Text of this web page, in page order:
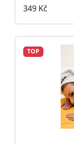
349 Kč
TOP